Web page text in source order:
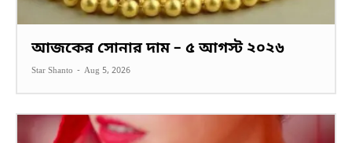
আজকের সোনার দাম – ৫ আগস্ট ২০২৬
Star Shanto - Aug 5, 2026